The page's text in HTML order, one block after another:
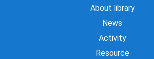
About library
News
Activity
Resource